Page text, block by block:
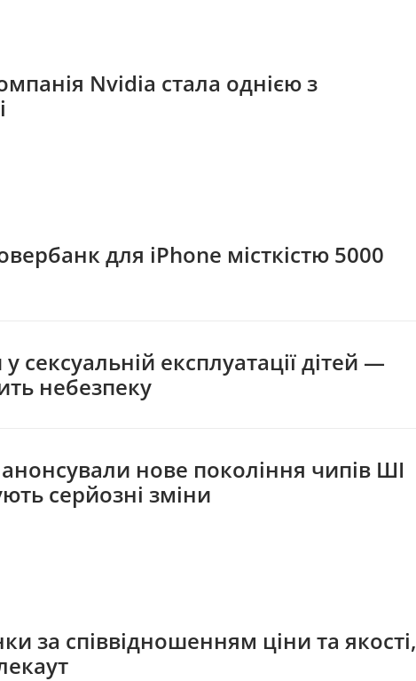
Nvidia стала однією з
для iPhone місткістю 5000
сексуальній експлуатації дітей —
небезпеку
нове покоління чипів ШІ
серйозні зміни
за співвідношенням ціни та якості,